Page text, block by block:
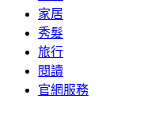
家居
秀髮
旅行
閱讀
官網服務